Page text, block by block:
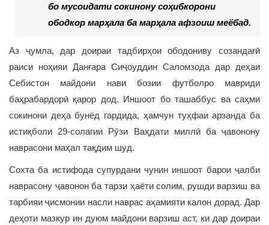
бо мусоидати сокинону соҳибкорони
ободкор марҳала ба марҳала афзоиш меёбад.
Аз ҷумла, дар доираи тадбирҳои ободониву созандагӣ
раиси ноҳияи Данғара Сиҷоуддин Саломзода дар деҳаи
Себистон майдони нави бозии футболро мавриди
баҳрабардорӣ қарор дод. Иншоот бо ташаббус ва саҳми
сокинони деҳа бунёд гардида, ҳамчун туҳфаи арзанда ба
истиқболи 29-солагии Рӯзи Ваҳдати миллӣ ба ҷавонону
наврасони маҳал тақдим шуд.
Сохта ба истифода супурдани чунин иншоот барои ҷалби
наврасону ҷавонон ба тарзи ҳаёти солим, рушди варзиш ва
тарбияи ҷисмонии насли наврас аҳамияти калон дорад. Дар
деҳоти мазкур ин дуюм майдони варзиш аст, ки дар доираи